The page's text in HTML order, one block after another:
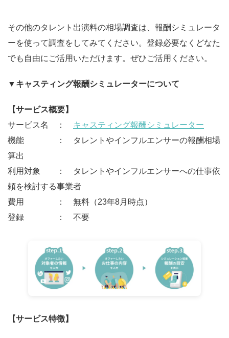
その他のタレント出演料の相場調査は、報酬シミュレータ
ーを使って調査をしてみてください。登録必要なくどなた
でも自由にご活用いただけます。ぜひご活用ください。
▼キャスティング報酬シミュレーターについて
【サービス概要】
サービス名 ： キャスティング報酬シミュレーター
機能 ： タレントやインフルエンサーの報酬相場
算出
利用対象 ： タレントやインフルエンサーへの仕事依
頼を検討する事業者
費用 ： 無料（23年8月時点）
登録 ： 不要
【サービス特徴】